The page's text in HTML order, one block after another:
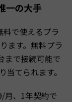
一の大手
で使えるプラ
ます。無料プラ
まで接続可能で
てられます。
月、1年契約で